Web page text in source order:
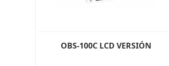
OBS-100C LCD VERSIÓN